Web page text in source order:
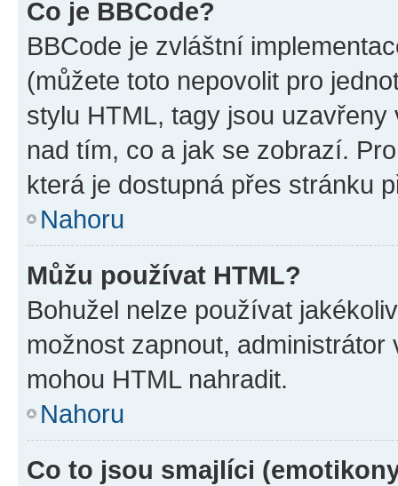
Co je BBCode?
BBCode je zvláštní
(můžete toto nepovolit pro
stylu HTML, tagy jsou
nad tím, co a jak se zobrazí.
která je dostupná přes stránku
Nahoru
Můžu používat HTML?
Bohužel nelze používat
možnost zapnout,
mohou HTML nahradit.
Nahoru
Co to jsou smajlíci